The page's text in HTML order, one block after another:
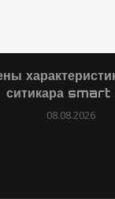
ситикара
08.08.2026